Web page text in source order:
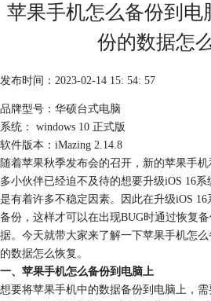
苹果手机怎么备份到电
份的数据怎
发布时间：2023-02-14 15: 54: 57
品牌型号：华硕台式电脑
系统： windows 10 正式版
软件版本：iMazing 2.14.8
随着苹果秋季发布会的召开，新的苹果手
多小伙伴已经迫不及待的想要升级iOS 16
是有着许多不稳定因素。因此在升级iOS
备份，这样才可以在出现BUG时通过恢复
据。今天就带大家来了解一下苹果手机怎
的数据怎么恢复。
一、苹果手机怎么备份到电脑上
想要将苹果手机中的数据备份到电脑上，